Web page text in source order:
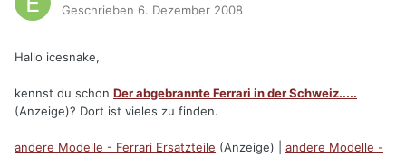
Geschrieben 6. Dezember 2008
Hallo icesnake,
kennst du schon Der abgebrannte Ferrari in der Schweiz.....
(Anzeige)? Dort ist vieles zu finden.
andere Modelle - Ferrari Ersatzteile (Anzeige) | andere Modelle -